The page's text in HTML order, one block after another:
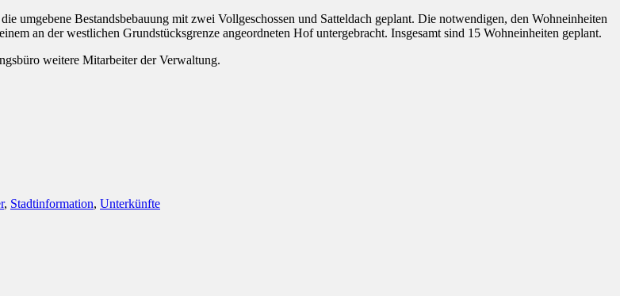
umgebene Bestandsbebauung mit zwei Vollgeschossen und Satteldach geplant. Die notwendigen, den Wohneinheiten
an der westlichen Grundstücksgrenze angeordneten Hof untergebracht. Insgesamt sind 15 Wohneinheiten geplant.
weitere Mitarbeiter der Verwaltung.
, Stadtinformation, Unterkünfte